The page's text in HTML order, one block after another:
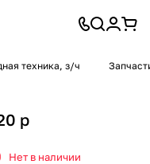
техника, з/ч
p
Нет в наличии